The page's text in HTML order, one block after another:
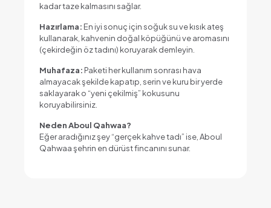
kadar taze kalmasını sağlar.
Hazırlama: En iyi sonuç için soğuk su ve kısık ateş
kullanarak, kahvenin doğal köpüğünü ve aromasını
(çekirdeğin öz tadını) koruyarak demleyin.
Muhafaza: Paketi her kullanım sonrası hava
almayacak şekilde kapatıp, serin ve kuru bir yerde
saklayarak o “yeni çekilmiş” kokusunu
koruyabilirsiniz.
Neden Aboul Qahwaa?
Eğer aradığınız şey “gerçek kahve tadı” ise, Aboul
Qahwaa şehrin en dürüst fincanını sunar.